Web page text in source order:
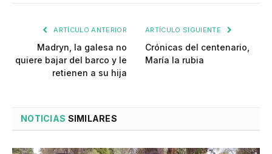
ARTÍCULO ANTERIOR
Madryn, la galesa no
quiere bajar del barco y le
retienen a su hija
ARTÍCULO SIGUIENTE
Crónicas del centenario,
María la rubia
NOTICIAS SIMILARES